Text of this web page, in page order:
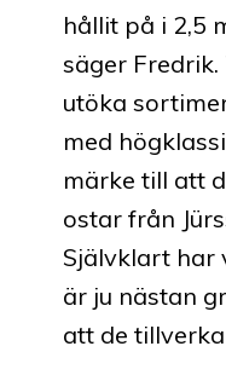
hållit på i 2,5
säger
utöka
med
märke till att
ostar från
Självklart har
är ju nästan
att de